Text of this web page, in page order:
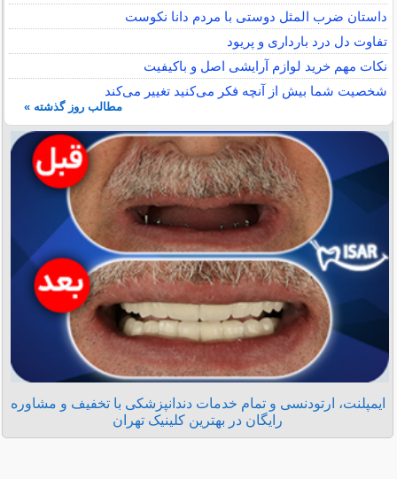
داستان ضرب المثل دوستی با مردم دانا نكوست
تفاوت دل درد بارداری و پریود
نکات مهم خرید لوازم آرایشی اصل و باکیفیت
شخصیت شما بیش از آنچه فکر می‌کنید تغییر می‌کند
مطالب روز گذشته »
ایمپلنت، ارتودنسی و تمام خدمات دندانپزشکی با تخفیف و مشاوره
رایگان در بهترین کلینیک تهران